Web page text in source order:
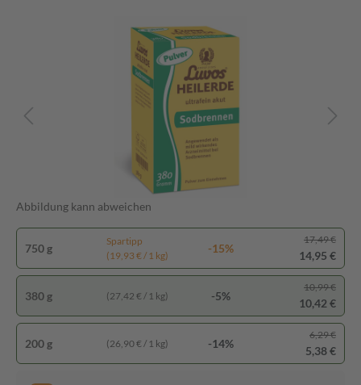
Abbildung kann abweichen
750 g
Spartipp
(19,93 € / 1 kg)
-15%
17,49 €
14,95 €
380 g (27,42 € / 1 kg) -5%
10,99 €
10,42 €
200 g (26,90 € / 1 kg) -14%
6,29 €
5,38 €